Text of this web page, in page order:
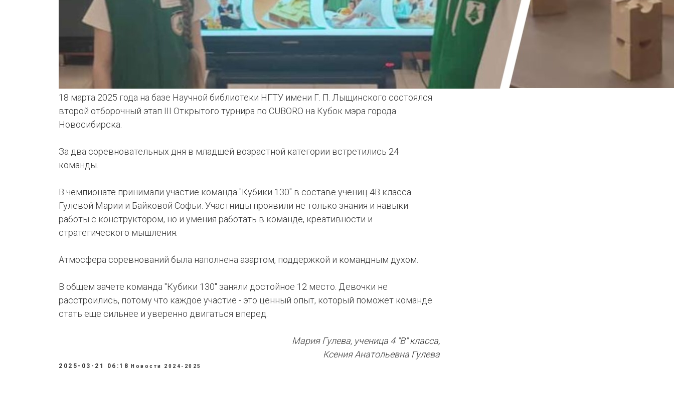
18 марта 2025 года на базе Научной библиотеки НГТУ имени Г. П. Лыщинского состоялся
второй отборочный этап III Открытого турнира по CUBORO на Кубок мэра города
Новосибирска.
За два соревновательных дня в младшей возрастной категории встретились 24
команды.
В чемпионате принимали участие команда "Кубики 130" в составе учениц 4В класса
Гулевой Марии и Байковой Софьи. Участницы проявили не только знания и навыки
работы с конструктором, но и умения работать в команде, креативности и
стратегического мышления.
Атмосфера соревнований была наполнена азартом, поддержкой и командным духом.
В общем зачете команда "Кубики 130" заняли достойное 12 место. Девочки не
расстроились, потому что каждое участие - это ценный опыт, который поможет команде
стать еще сильнее и уверенно двигаться вперед.
Мария Гулева, ученица 4 "В" класса,
Ксения Анатольевна Гулева
2025-03-21 06:18 Новости 2024-2025